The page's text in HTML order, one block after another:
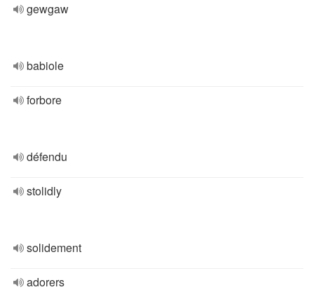
gewgaw
babiole
forbore
défendu
stolidly
solidement
adorers